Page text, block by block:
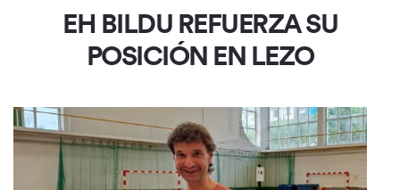
EH BILDU REFUERZA SU
POSICIÓN EN LEZO